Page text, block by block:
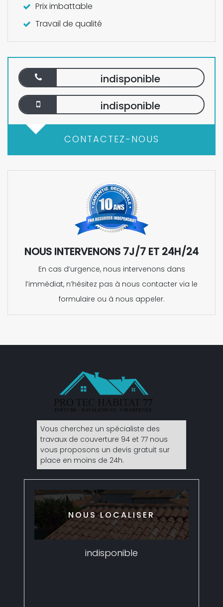
Prix imbattable
Travail de qualité
indisponible
indisponible
CONTACTEZ-NOUS
NOUS INTERVENONS 7J/7 ET 24H/24
En cas d’urgence, nous intervenons dans
l’immédiat, n’hésitez pas à nous contacter via le
formulaire ou à nous appeler.
Vous cherchez un spécialiste des
travaux de couverture 94 et 77 nous
vous proposons un devis gratuit sur
place en moins de 24h.
NOUS LOCALISER
indisponible